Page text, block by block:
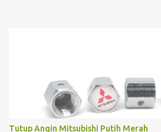
Tutup Angin Mitsubishi Putih Merah